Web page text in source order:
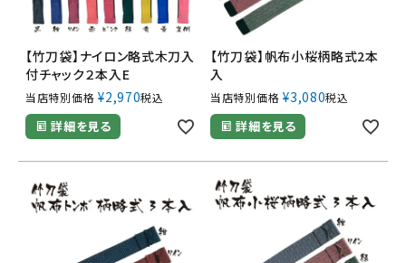
【竹刀袋】ナイロン略式木刀入
付チャック２本入E
当店特別価格 ¥2,970税込
詳細を見る
【竹刀袋】帆布小桜柄略式2本
入
当店特別価格 ¥3,080税込
詳細を見る